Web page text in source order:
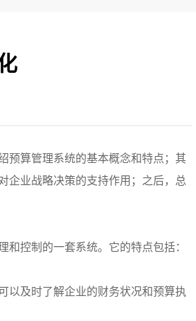
预算管理系统的基本概念和特点；其
企业战略决策的支持作用；之后，总
控制的一套系统。它的特点包括：
以及时了解企业的财务状况和预算执